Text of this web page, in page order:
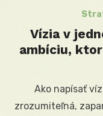
Vízia v
ambíciu,
Ako napísať
zrozumiteľná,